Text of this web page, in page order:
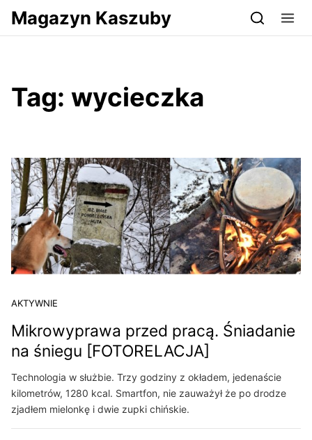
Przejdź do serwisu magazynkaszuby.pl
Magazyn Kaszuby
Tag: wycieczka
AKTYWNIE
Mikrowyprawa przed pracą. Śniadanie
na śniegu [FOTORELACJA]
Technologia w służbie. Trzy godziny z okładem, jedenaście
kilometrów, 1280 kcal. Smartfon, nie zauważył że po drodze
zjadłem mielonkę i dwie zupki chińskie.